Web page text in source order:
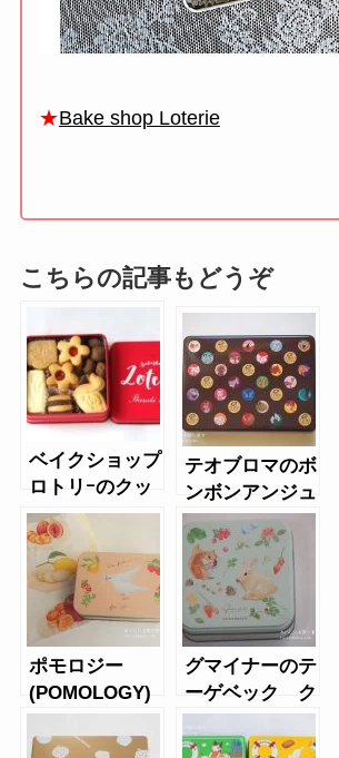
★Bake shop Loterie
こちらの記事もどうぞ
ベイクショップ
ロトリｰのクッ
キー缶（赤）
テオブロマのボ
ンボンアンジュ
（クッキー缶）
ポモロジー
(POMOLOGY)
のクッキーショ
コラ缶
グマイナーのテ
ーゲベック ク
ライネリーベ缶